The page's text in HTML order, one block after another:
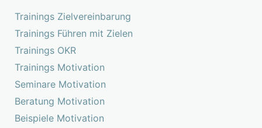
Trainings Zielvereinbarung
Trainings Führen mit Zielen
Trainings OKR
Trainings Motivation
Seminare Motivation
Beratung Motivation
Beispiele Motivation